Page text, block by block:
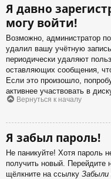
Я давно
могу войти!
Возможно, администратор
удалил вашу учётную
периодически удаляют
оставляющих сообщения,
Если это произошло,
активнее участвовать в
Вернуться к началу
Я забыл пароль!
Не паникуйте! Хотя пароль
получить новый. Перейдите
щёлкните на ссылку Забыли